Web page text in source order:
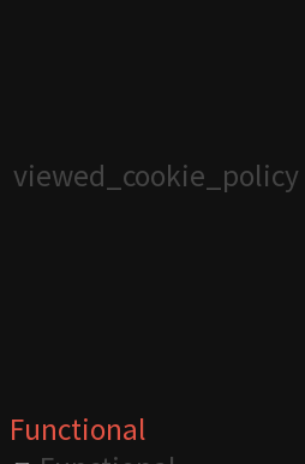
viewed_cookie_policy
Functional